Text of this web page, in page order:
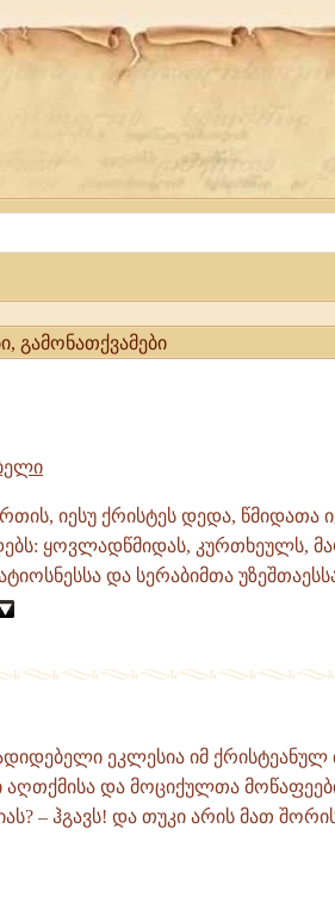
გამონათქვამები
იესუ ქრისტეს დედა, წმიდათა
ყოვლადწმიდას, კურთხეულს,
და სერაბიმთა
ეკლესია იმ
და მოციქულთა
– ჰგავს! და თუკი არის მათ შორის